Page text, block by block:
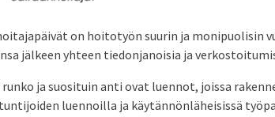
on hoitotyön suurin ja
jälkeen yhteen tiedonjanoisia ja
ja suosituin anti ovat luennot, joissa
luennoilla ja käytännönläheisissä